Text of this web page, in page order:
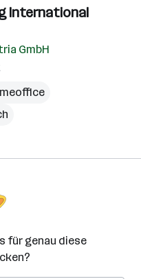
International
GmbH
für genau diese